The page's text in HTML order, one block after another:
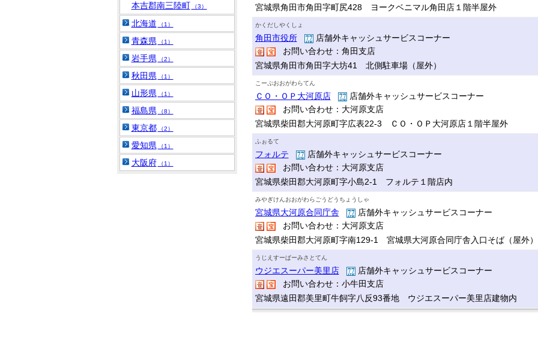
宮城県角田市角田字町尻428 ヨークベニマル角田店１階半屋外
かくだしやくしょ
角田市役所
店舗外キャッシュサービスコーナー
お問い合わせ：角田支店
宮城県角田市角田字大坊41 北側駐車場（屋外）
こーぷおおがわらてん
ＣＯ・ＯＰ大河原店
店舗外キャッシュサービスコーナー
お問い合わせ：大河原支店
宮城県柴田郡大河原町字広表22-3 ＣＯ・ＯＰ大河原店１階半屋外
ふぉるて
フォルテ
店舗外キャッシュサービスコーナー
お問い合わせ：大河原支店
宮城県柴田郡大河原町字小島2-1 フォルテ１階店内
みやぎけんおおがわらごうどうちょうしゃ
宮城県大河原合同庁舎
店舗外キャッシュサービスコーナー
お問い合わせ：大河原支店
宮城県柴田郡大河原町字南129-1 宮城県大河原合同庁舎入口そば（屋外）
うじえすーぱーみさとてん
ウジエスーパー美里店
店舗外キャッシュサービスコーナー
お問い合わせ：小牛田支店
宮城県遠田郡美里町牛飼字八反93番地 ウジエスーパー美里店建物内
本吉郡南三陸町 （3）
北海道 （1）
青森県 （1）
岩手県 （2）
秋田県 （1）
山形県 （1）
福島県 （8）
東京都 （2）
愛知県 （1）
大阪府 （1）